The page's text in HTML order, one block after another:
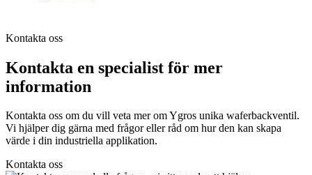
Kontakta oss
Kontakta en specialist för mer
information
Kontakta oss om du vill veta mer om Ygros unika waferbackventil.
Vi hjälper dig gärna med frågor eller råd om hur den kan skapa
värde i din industriella applikation.
Kontakta oss